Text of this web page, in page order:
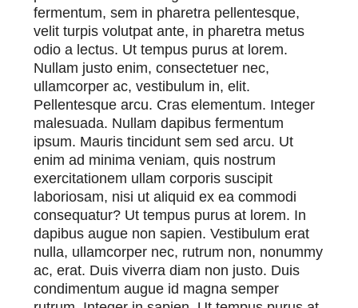
fermentum, sem in pharetra pellentesque,
velit turpis volutpat ante, in pharetra metus
odio a lectus. Ut tempus purus at lorem.
Nullam justo enim, consectetuer nec,
ullamcorper ac, vestibulum in, elit.
Pellentesque arcu. Cras elementum. Integer
malesuada. Nullam dapibus fermentum
ipsum. Mauris tincidunt sem sed arcu. Ut
enim ad minima veniam, quis nostrum
exercitationem ullam corporis suscipit
laboriosam, nisi ut aliquid ex ea commodi
consequatur? Ut tempus purus at lorem. In
dapibus augue non sapien. Vestibulum erat
nulla, ullamcorper nec, rutrum non, nonummy
ac, erat. Duis viverra diam non justo. Duis
condimentum augue id magna semper